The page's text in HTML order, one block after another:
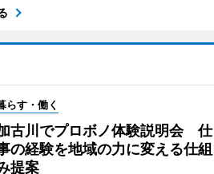
らす・働く
古川でプロボノ体験説明会 仕
の経験を地域の力に変える仕組
提案